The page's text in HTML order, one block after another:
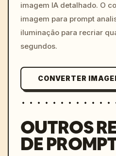
imagem IA detalhado. O
imagem para prompt
iluminação para recriar
segundos.
CONVERTER
OUTROS
DE